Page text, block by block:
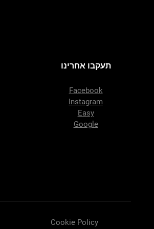
תעקבו אחרינו
Facebook
Instagram
Easy
Google
Cookie Policy